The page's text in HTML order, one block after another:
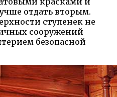
отдать вторым.
ступенек не
сооружений
безопасной